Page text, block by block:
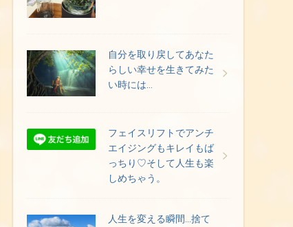
自分を取り戻してあなた
らしい幸せを生きてみた
い時には…
フェイスリフトでアンチ
エイジングもキレイもば
っちり♡そして人生も楽
しめちゃう。
人生を変える瞬間…捨て